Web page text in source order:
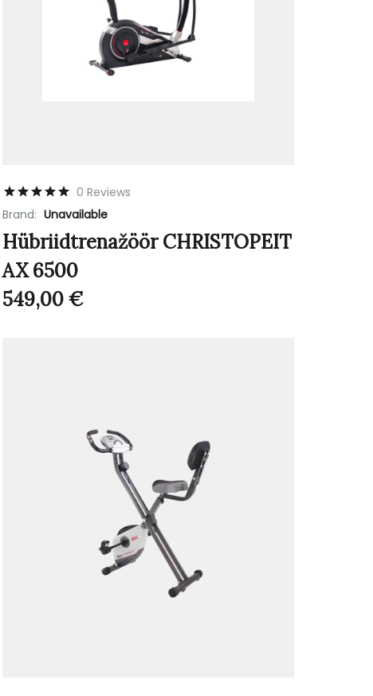
0 Reviews
Brand: Unavailable
Hübriidtrenažöör CHRISTOPEIT
AX 6500
549,00€